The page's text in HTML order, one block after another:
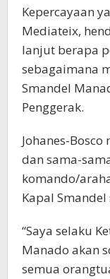
Kepercayaan
Mediateix,
lanjut berapa
sebagaimana
Smandel
Penggerak.
Johanes-
dan sama-
komando/
Kapal
“Saya selaku
Manado akan
semua